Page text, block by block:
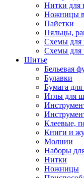
Нитки для
Ножницы
Пайетки
Пяльцы,
Схемы для
Схемы для
Шитье
Бельевая
Булавки
Бумага
Иглы для
Клеевые,
Книги и
Молнии
Наборы
Нитки
Ножницы